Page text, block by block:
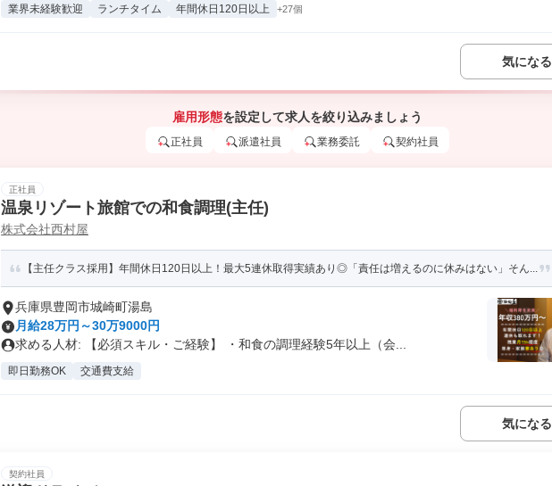
業界未経験歓迎 ランチタイム 年間休日120日以上 +27個
気になる
雇用形態を設定して求人を絞り込みましょう
正社員 派遣社員 業務委託 契約社員
正社員
温泉リゾート旅館での和食調理(主任)
株式会社西村屋
【主任クラス採用】年間休日120日以上！最大5連休取得実績あり◎「責任は増えるのに休みはない」そん...
兵庫県豊岡市城崎町湯島
月給28万円～30万9000円
求める人材: 【必須スキル・ご経験】 ・和食の調理経験5年以上（会...
即日勤務OK 交通費支給
気になる
契約社員